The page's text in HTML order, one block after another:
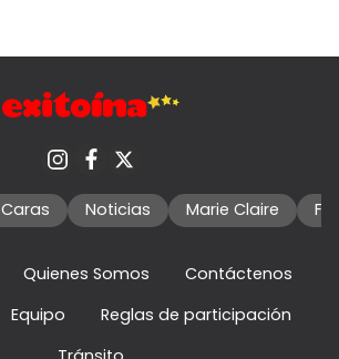
Caras Noticias Marie Claire
Quienes Somos
Contáctenos
Equipo
Reglas de participación